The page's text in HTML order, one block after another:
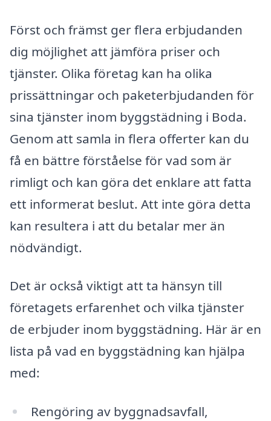
Först och främst ger flera erbjudanden
dig möjlighet att jämföra priser och
tjänster. Olika företag kan ha olika
prissättningar och paketerbjudanden för
sina tjänster inom byggstädning i Boda.
Genom att samla in flera offerter kan du
få en bättre förståelse för vad som är
rimligt och kan göra det enklare att fatta
ett informerat beslut. Att inte göra detta
kan resultera i att du betalar mer än
nödvändigt.
Det är också viktigt att ta hänsyn till
företagets erfarenhet och vilka tjänster
de erbjuder inom byggstädning. Här är en
lista på vad en byggstädning kan hjälpa
med:
Rengöring av byggnadsavfall,